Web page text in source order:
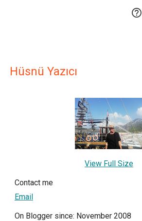

Hüsnü Yazıcı
View Full Size
Contact me
Email
On Blogger since: November 2008